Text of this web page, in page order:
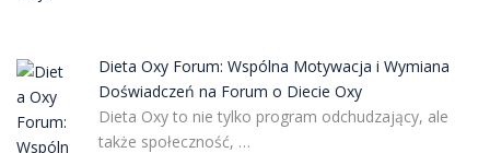
Dieta Oxy Forum: Wspólna Motywacja i Wymiana
Doświadczeń na Forum o Diecie Oxy
Dieta Oxy to nie tylko program odchudzający, ale
także społeczność, …